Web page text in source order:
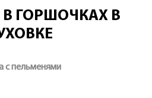
ГОРШОЧКАХ В
с пельменями